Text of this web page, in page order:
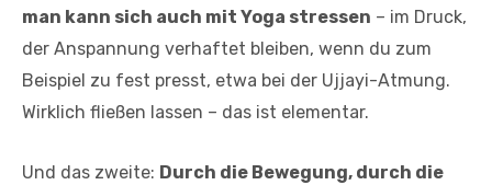
man kann sich auch mit Yoga stressen – im Druck,
der Anspannung verhaftet bleiben, wenn du zum
Beispiel zu fest presst, etwa bei der Ujjayi-Atmung.
Wirklich fließen lassen – das ist elementar.
Und das zweite: Durch die Bewegung, durch die